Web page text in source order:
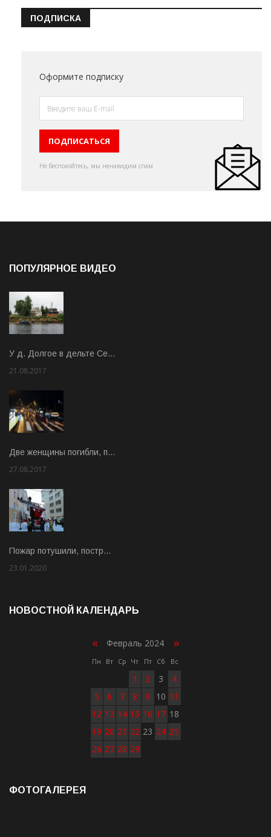
ПОДПИСКА
Оформите подписку
Не беспокойтесь, мы ненавидим спам
ПОПУЛЯРНОЕ ВИДЕО
У д. Долгое в дельте Се…
21.08.2017
Две женщины погибли, п…
27.08.2017
Пожар потушили, постр…
23.01.2020
НОВОСТНОЙ КАЛЕНДАРЬ
« Февраль 2024 »
Пн Вт Ср Чт Пт Сб Вс
1 2 3
4
5
6 7 8 9 10 11
12 13 14 15 16 17 18
19 20 21 22 23 24 25
26 27 28 29
ФОТОГАЛЕРЕЯ